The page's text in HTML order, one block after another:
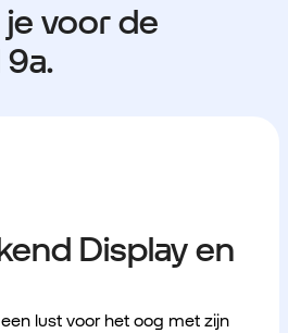
voor de
Display en
lust voor het oog met zijn